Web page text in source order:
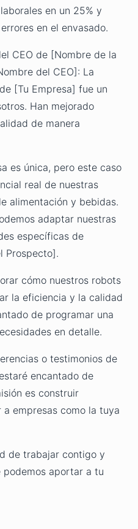
en un 25% y
en el envasado.
CEO de [Nombre de la
del CEO]: La
[Tu Empresa] fue un
Han mejorado
de manera
es única, pero este caso
real de nuestras
alimentación y bebidas.
adaptar nuestras
específicas de
Prospecto].
cómo nuestros robots
la eficiencia y la calidad
de programar una
en detalle.
o testimonios de
encantado de
es construir
empresas como la tuya
de trabajar contigo y
aportar a tu